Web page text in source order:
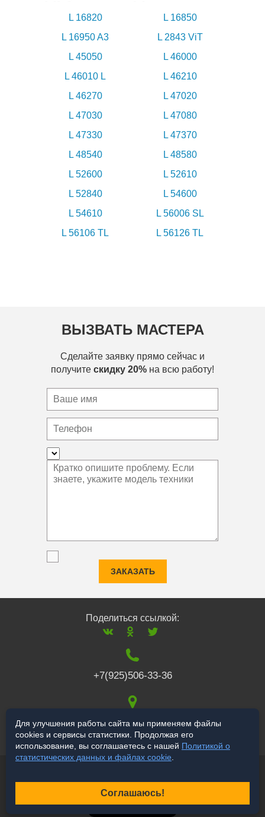
L 16820
L 16850
L 16950 A3
L 2843 ViT
L 45050
L 46000
L 46010 L
L 46210
L 46270
L 47020
L 47030
L 47080
L 47330
L 47370
L 48540
L 48580
L 52600
L 52610
L 52840
L 54600
L 54610
L 56006 SL
L 56106 TL
L 56126 TL
ВЫЗВАТЬ МАСТЕРА
Сделайте заявку прямо сейчас и
получите скидку 20% на всю работу!
ЗАКАЗАТЬ
Поделиться ссылкой:
+7(925)506-33-36
117519,г. Москва,
Варшавское ш., 132
Продвижение сайта
Для улучшения работы сайта мы применяем файлы
cookies и сервисы статистики. Продолжая его
использование, вы соглашаетесь с нашей Политикой о
статистических данных и файлах cookie
Соглашаюсь!